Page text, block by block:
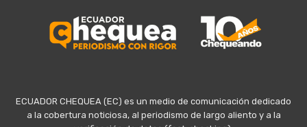
ECUADOR CHEQUEA (EC) es un medio de comunicación dedicado
a la cobertura noticiosa, al periodismo de largo aliento y a la